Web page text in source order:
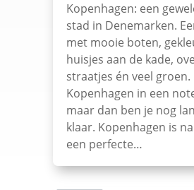
Kopenhagen: een
stad in Denemarken.
met mooie boten,
huisjes aan de kade,
straatjes én veel groen.
Kopenhagen in een
maar dan ben je nog
klaar. Kopenhagen is
een perfecte…